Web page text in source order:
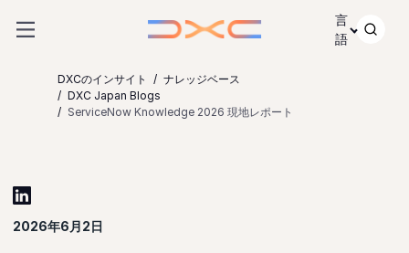
言
語
DXCのインサイト
ナレッジベース
DXC Japan Blogs
ServiceNow Knowledge 2026 現地レポート
2026年6月2日